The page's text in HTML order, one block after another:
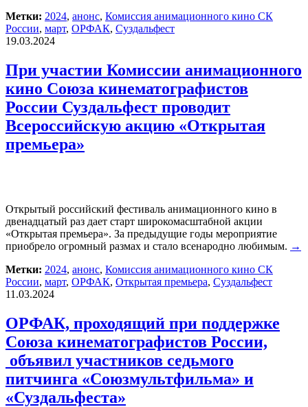
Метки: 2024, анонс, Комиссия анимационного кино СК
России, март, ОРФАК, Суздальфест
19.03.2024
При участии Комиссии анимационного
кино Союза кинематографистов
России Суздальфест проводит
Всероссийскую акцию «Открытая
премьера»
Открытый российский фестиваль анимационного кино в
двенадцатый раз дает старт широкомасштабной акции
«Открытая премьера». За предыдущие годы мероприятие
приобрело огромный размах и стало всенародно любимым. →
Метки: 2024, анонс, Комиссия анимационного кино СК
России, март, ОРФАК, Открытая премьера, Суздальфест
11.03.2024
ОРФАК, проходящий при поддержке
Союза кинематографистов России,
объявил участников седьмого
питчинга «Союзмультфильма» и
«Суздальфеста»